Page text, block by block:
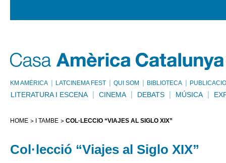
KM AMÈRICA LATCINEMA FEST QUI SOM BIBLIOTECA
LITERATURA I ESCENA CINEMA DEBATS MÚSICA
HOME I TAMBÉ COL·LECCIÓ “VIAJES AL SIGLO XIX”
Col·lecció “Viajes al Siglo XIX”